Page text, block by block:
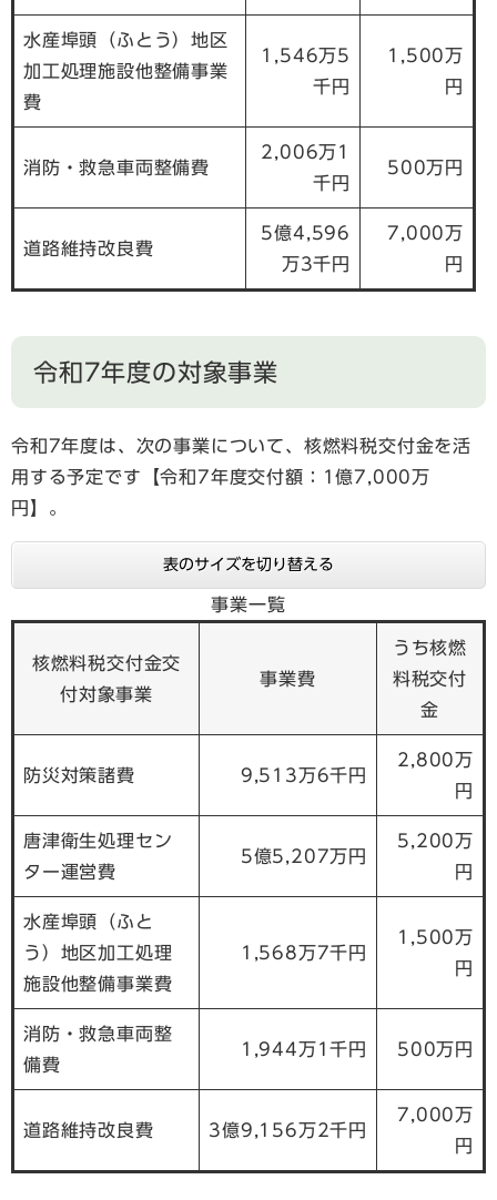
水産埠頭（ふとう）地区
加工処理施設他整備事業
費
1,546万5
千円
1,500万
円
消防・救急車両整備費
2,006万1
千円
500万円
道路維持改良費
5億4,596
万3千円
7,000万
円
令和7年度の対象事業
令和7年度は、次の事業について、核燃料税交付金を活
用する予定です【令和7年度交付額：1億7,000万
円】。
表のサイズを切り替える
事業一覧
核燃料税交付金交
付対象事業
事業費
うち核燃
料税交付
金
防災対策諸費 9,513万6千円
2,800万
円
唐津衛生処理セン
ター運営費
5億5,207万円
5,200万
円
水産埠頭（ふと
う）地区加工処理
施設他整備事業費
1,568万7千円
1,500万
円
消防・救急車両整
備費
1,944万1千円 500万円
道路維持改良費 3億9,156万2千円
7,000万
円